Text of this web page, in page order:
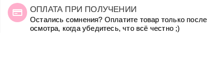
ОПЛАТА ПРИ ПОЛУЧЕНИИ
Остались сомнения? Оплатите товар только после
осмотра, когда убедитесь, что всё честно ;)